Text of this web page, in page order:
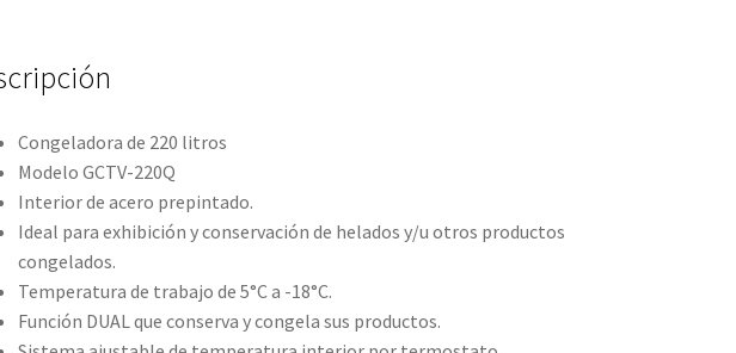
Congeladora de 220 litros
Modelo GCTV-220Q
Interior de acero prepintado.
Ideal para exhibición y conservación de helados y/u otros productos
congelados.
Temperatura de trabajo de 5°C a -18°C.
Función DUAL que conserva y congela sus productos.